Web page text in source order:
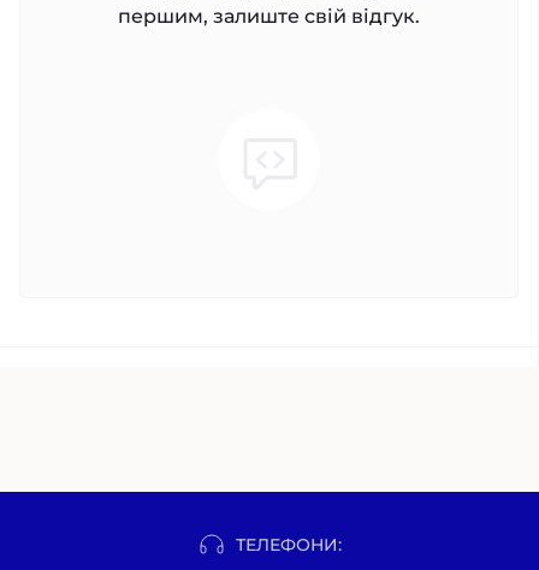
першим, залиште свій відгук.
ТЕЛЕФОНИ: